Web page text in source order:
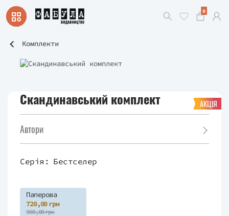
0
Комплекти
АКЦІЯ
Скандинавський комплект
Автори
Серія: Бестселер
Паперова
720,00 грн
900,00 грн